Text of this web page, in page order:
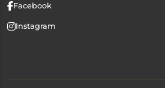
Facebook
Instagram